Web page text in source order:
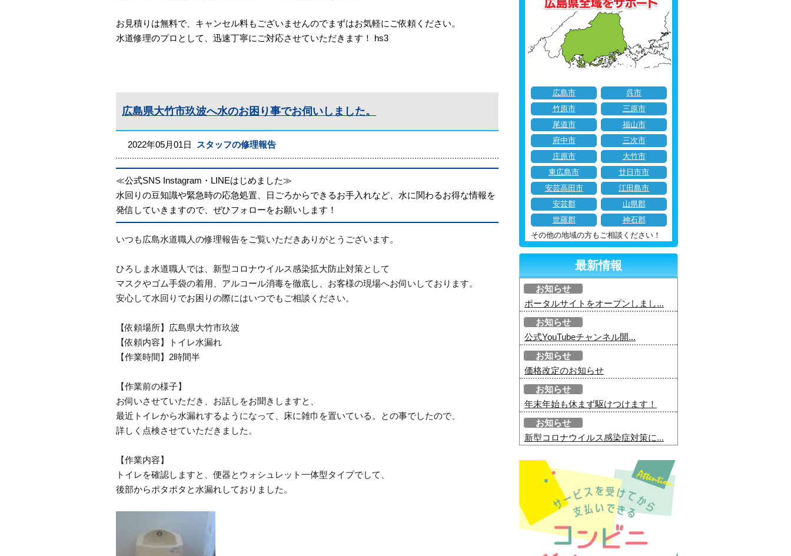
お見積りは無料で、キャンセル料もございませんのでまずはお気軽にご依頼ください。
水道修理のプロとして、迅速丁寧にご対応させていただきます！ hs3
広島県大竹市玖波へ水のお困り事でお伺いしました。
2022年05月01日 スタッフの修理報告
≪公式SNS Instagram・LINEはじめました≫
水回りの豆知識や緊急時の応急処置、日ごろからできるお手入れなど、水に関わるお得な情報を
発信していきますので、ぜひフォローをお願いします！
いつも広島水道職人の修理報告をご覧いただきありがとうございます。
ひろしま水道職人では、新型コロナウイルス感染拡大防止対策として
マスクやゴム手袋の着用、アルコール消毒を徹底し、お客様の現場へお伺いしております。
安心して水回りでお困りの際にはいつでもご相談ください。
【依頼場所】広島県大竹市玖波
【依頼内容】トイレ水漏れ
【作業時間】2時間半
【作業前の様子】
お伺いさせていただき、お話しをお聞きしますと、
最近トイレから水漏れするようになって、床に雑巾を置いている。との事でしたので、
詳しく点検させていただきました。
【作業内容】
トイレを確認しますと、便器とウォシュレット一体型タイプでして、
後部からポタポタと水漏れしておりました。
広島市
呉市
竹原市
三原市
尾道市
福山市
府中市
三次市
庄原市
大竹市
東広島市
廿日市市
安芸高田市
江田島市
安芸郡
山県郡
世羅郡
神石郡
その他の地域の方もご相談ください！
最新情報
お知らせ
ポータルサイトをオープンしまし...
お知らせ
公式YouTubeチャンネル開...
お知らせ
価格改定のお知らせ
お知らせ
年末年始も休まず駆けつけます！
お知らせ
新型コロナウイルス感染症対策に...